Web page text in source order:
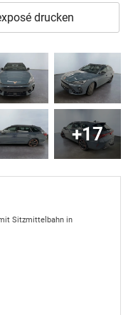
drucken
+17
Sitzmittelbahn in